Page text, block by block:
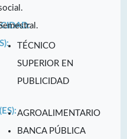
TÉCNICO
SUPERIOR EN
PUBLICIDAD
AGROALIMENTARIO
BANCA PÚBLICA